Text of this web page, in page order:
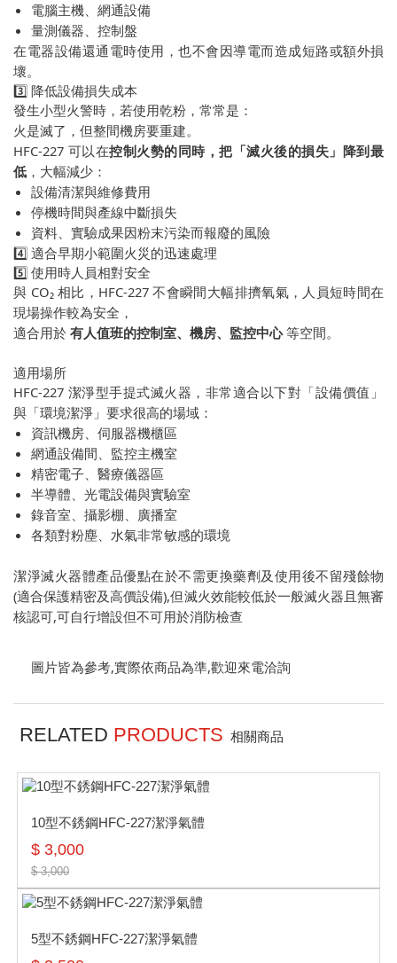
電腦主機、網通設備
量測儀器、控制盤
在電器設備還通電時使用，也不會因導電而造成短路或額外損
壞。
3️⃣ 降低設備損失成本
發生小型火警時，若使用乾粉，常常是：
火是滅了，但整間機房要重建。
HFC-227 可以在控制火勢的同時，把「滅火後的損失」降到最
低 ，大幅減少：
設備清潔與維修費用
停機時間與產線中斷損失
資料、實驗成果因粉末污染而報廢的風險
4️⃣ 適合早期小範圍火災的迅速處理
5️⃣ 使用時人員相對安全
與 CO₂ 相比，HFC-227 不會瞬間大幅排擠氧氣，人員短時間在
現場操作較為安全，
適合用於 有人值班的控制室、機房、監控中心等空間。
適用場所
HFC-227 潔淨型手提式滅火器，非常適合以下對「設備價值」
與「環境潔淨」要求很高的場域：
資訊機房、伺服器機櫃區
網通設備間、監控主機室
精密電子、醫療儀器區
半導體、光電設備與實驗室
錄音室、攝影棚、廣播室
各類對粉塵、水氣非常敏感的環境
潔淨滅火器體產品優點在於不需更換藥劑及使用後不留殘餘物
(適合保護精密及高價設備),但滅火效能較低於一般滅火器且無審
核認可,可自行增設但不可用於消防檢查
圖片皆為參考,實際依商品為準,歡迎來電洽詢
RELATED PRODUCTS 相關商品
10型不銹鋼HFC-227潔淨氣體
$ 3,000
$ 3,000
5型不銹鋼HFC-227潔淨氣體